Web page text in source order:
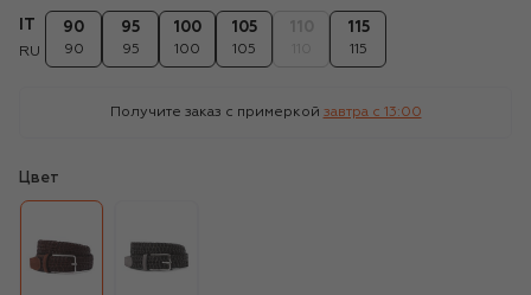
RU
90
90
95
95
100
100
105
105
115
115
Получите заказ с примеркой завтра c 13:00
Цвет